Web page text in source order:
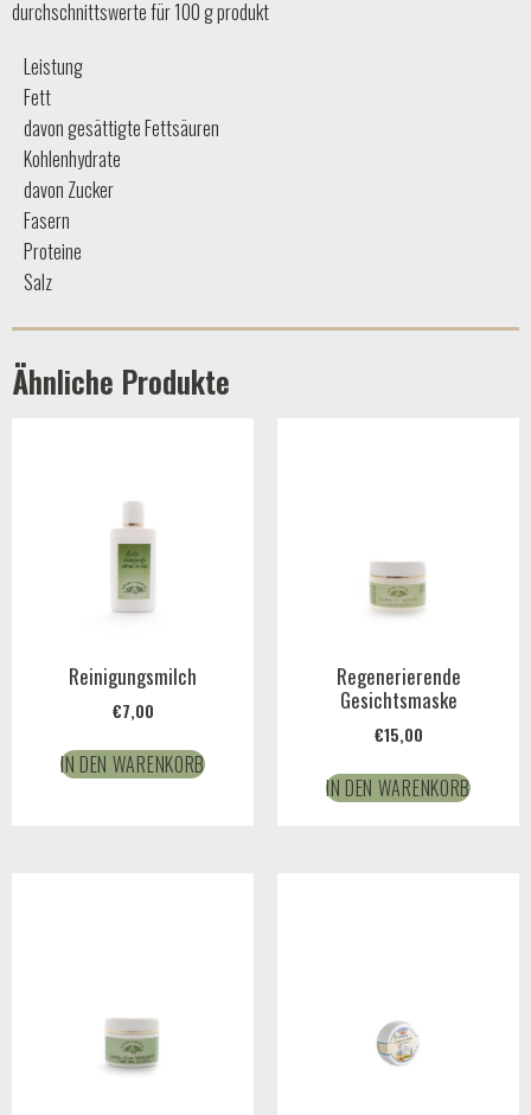
durchschnittswerte für 100 g produkt
Leistung
Fett
davon gesättigte Fettsäuren
Kohlenhydrate
davon Zucker
Fasern
Proteine
Salz
Ähnliche Produkte
Reinigungsmilch
€7,00
IN DEN WARENKORB
Regenerierende
Gesichtsmaske
€15,00
IN DEN WARENKORB